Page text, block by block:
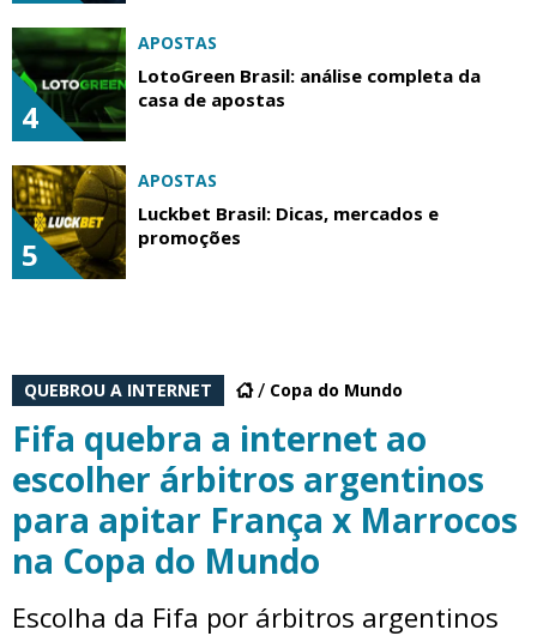
4
APOSTAS
LotoGreen Brasil: análise completa da
casa de apostas
5
APOSTAS
Luckbet Brasil: Dicas, mercados e
promoções
QUEBROU A INTERNET Copa do Mundo
Fifa quebra a internet ao
escolher árbitros argentinos
para apitar França x Marrocos
na Copa do Mundo
Escolha da Fifa por árbitros argentinos